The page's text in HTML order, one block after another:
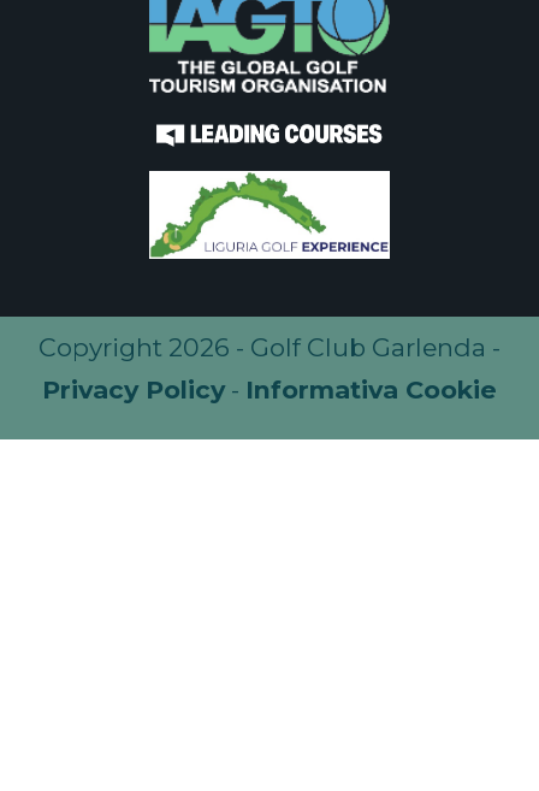
Copyright 2026 - Golf Club Garlenda -
Privacy Policy- Informativa Cookie